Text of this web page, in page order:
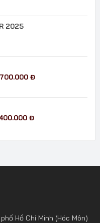
2025
ĐKhoảng
ĐKhoảng
Hồ Chí Minh (Hóc Môn)